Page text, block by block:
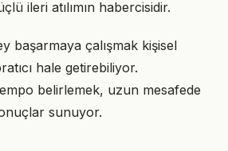
ileri atılımın habercisidir.
başarmaya çalışmak kişisel
hale getirebiliyor.
belirlemek, uzun mesafede
sunuyor.